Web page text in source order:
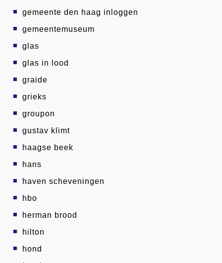
gemeente den haag inloggen
gemeentemuseum
glas
glas in lood
graide
grieks
groupon
gustav klimt
haagse beek
hans
haven scheveningen
hbo
herman brood
hilton
hond